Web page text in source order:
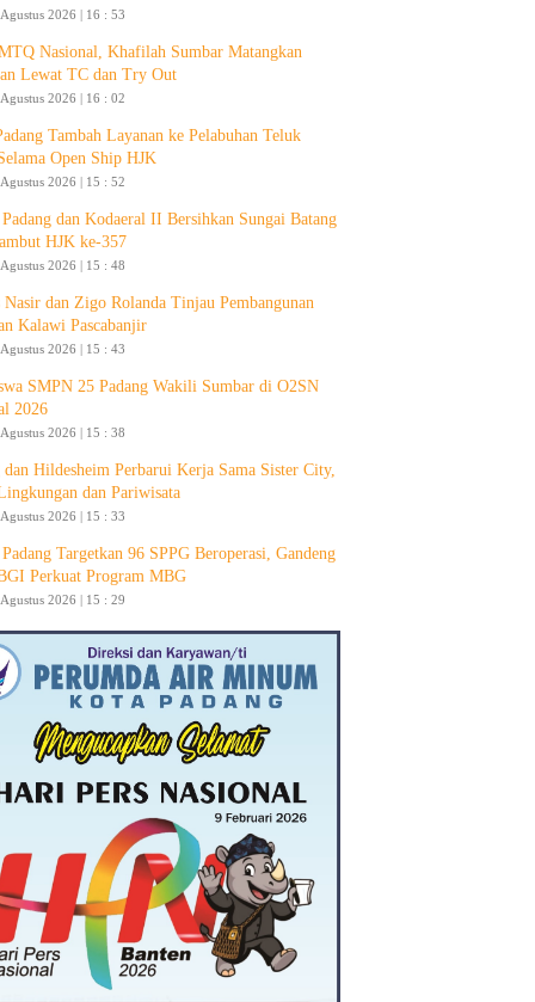
2026 | 16 : 53
Nasional, Khafilah Sumbar Matangkan
Lewat TC dan Try Out
2026 | 16 : 02
Tambah Layanan ke Pelabuhan Teluk
Open Ship HJK
2026 | 15 : 52
dan Kodaeral II Bersihkan Sungai Batang
HJK ke-357
2026 | 15 : 48
Nasir dan Zigo Rolanda Tinjau Pembangunan
Kalawi Pascabanjir
2026 | 15 : 43
SMPN 25 Padang Wakili Sumbar di O2SN
2026
2026 | 15 : 38
dan Hildesheim Perbarui Kerja Sama Sister City,
dan Pariwisata
2026 | 15 : 33
Targetkan 96 SPPG Beroperasi, Gandeng
Perkuat Program MBG
2026 | 15 : 29